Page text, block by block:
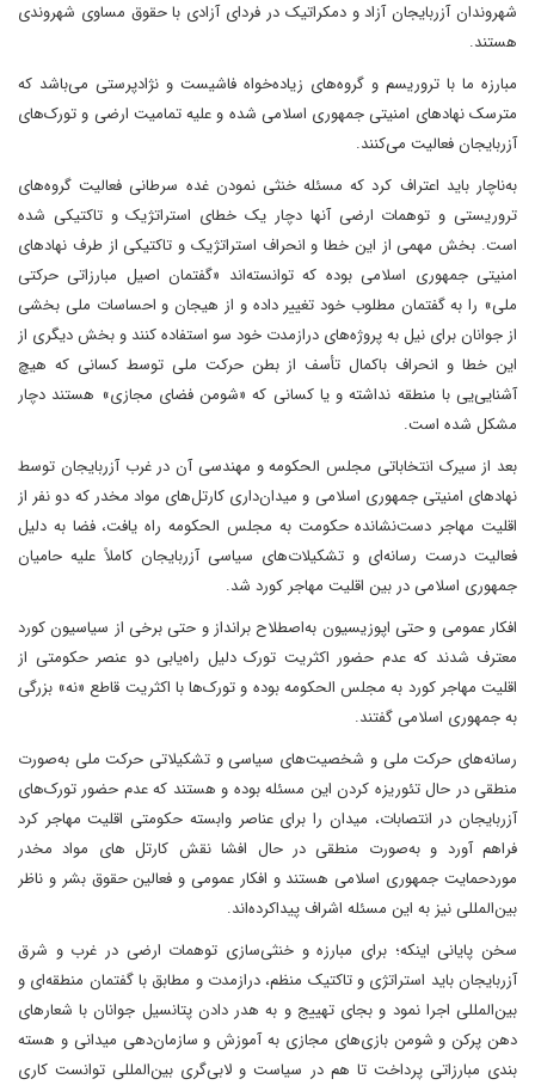
شهروندان آزربایجان آزاد و دمکراتیک در فردای آزادی با حقوق مساوی شهروندی
هستند.
مبارزه ما با تروریسم و گروه‌های زیاده‌خواه فاشیست و نژادپرستی می‌باشد که
مترسک نهادهای امنیتی جمهوری اسلامی‌ شده و علیه تمامیت ارضی و تورک‌های
آزربایجان فعالیت می‌کنند.
به‌ناچار باید اعتراف کرد که مسئله خنثی نمودن غده سرطانی فعالیت گروه‌های
تروریستی و توهمات ارضی آنها دچار یک خطای استراتژیک و تاکتیکی شده
است. بخش مهمی از این خطا و انحراف استراتژیک و تاکتیکی از طرف نهادهای
امنیتی جمهوری اسلامی بوده که توانسته‌اند «گفتمان اصیل مبارزاتی حرکتی
ملی» را به گفتمان مطلوب خود تغییر داده و از هیجان و احساسات ملی بخشی
از جوانان برای نیل به پروژه‌های درازمدت خود سو استفاده کنند و بخش دیگری از
این خطا و انحراف باکمال تأسف از بطن حرکت ملی توسط کسانی که هیچ
آشنایی‌یی با منطقه نداشته و یا کسانی که «شومن فضای مجازی» هستند دچار
مشکل شده است.
بعد از سیرک انتخاباتی مجلس الحکومه و مهندسی آن در غرب آزربایجان توسط
نهادهای امنیتی جمهوری اسلامی و میدان‌داری کارتل‌های مواد مخدر که دو نفر از
اقلیت مهاجر دست‌نشانده حکومت به مجلس الحکومه راه یافت، فضا به دلیل
فعالیت درست رسانه‌ای و تشکیلات‌های سیاسی آزربایجان کاملاً علیه حامیان
جمهوری اسلامی در بین اقلیت مهاجر کورد شد.
افکار عمومی و حتی اپوزیسیون به‌اصطلاح برانداز و حتی برخی از سیاسیون کورد
معترف شدند که عدم حضور اکثریت تورک دلیل راه‌یابی دو عنصر حکومتی از
اقلیت مهاجر کورد به مجلس الحکومه بوده و تورک‌ها با اکثریت قاطع «نه» بزرگی
به جمهوری اسلامی گفتند.
رسانه‌های حرکت ملی و شخصیت‌های سیاسی و تشکیلاتی حرکت ملی به‌صورت
منطقی در حال تئوریزه کردن این مسئله بوده و هستند که عدم حضور تورک‌های
آزربایجان در انتصابات، میدان را برای عناصر وابسته حکومتی اقلیت مهاجر کرد
فراهم آورد و به‌صورت منطقی در حال افشا نقش کارتل های مواد مخدر
موردحمایت جمهوری اسلامی هستند و افکار عمومی و فعالین حقوق بشر و ناظر
بین‌المللی نیز به این مسئله اشراف پیداکرده‌اند.
سخن پایانی اینکه؛ برای مبارزه و خنثی‌سازی توهمات ارضی در غرب و شرق
آزربایجان باید استراتژی و تاکتیک منظم، درازمدت و مطابق با گفتمان منطقه‌ای و
بین‌المللی اجرا نمود و بجای تهییج و به هدر دادن پتانسیل جوانان با شعارهای
دهن پرکن و شومن بازی‌های مجازی به آموزش و سازمان‌دهی میدانی و هسته
بندی مبارزاتی پرداخت تا هم در سیاست و لابی‌گری بین‌المللی توانست کاری